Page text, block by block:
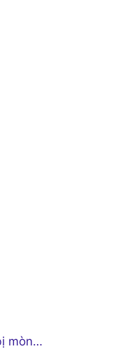
mòn…